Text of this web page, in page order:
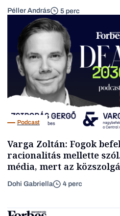
Péller András 5 perc
Podcast
Varga Zoltán: Fogok
racionalitás mellette
média, mert az
Dohi Gabriella 4 perc